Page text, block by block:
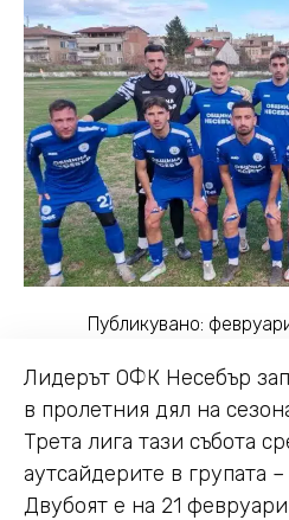
Публикувано:
Лидерът ОФК Несебър
в пролетния дял на
Трета лига тази събота
аутсайдерите в групата
Двубоят е на 21